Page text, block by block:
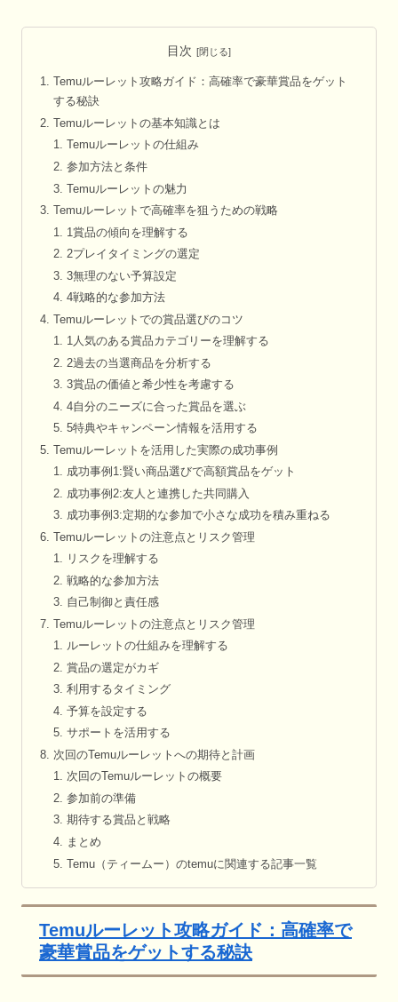
目次
Temuルーレット攻略ガイド：高確率で豪華賞品をゲット
する秘訣
Temuルーレットの基本知識とは
Temuルーレットの仕組み
参加方法と条件
Temuルーレットの魅力
Temuルーレットで高確率を狙うための戦略
1賞品の傾向を理解する
2プレイタイミングの選定
3無理のない予算設定
4戦略的な参加方法
Temuルーレットでの賞品選びのコツ
1人気のある賞品カテゴリーを理解する
2過去の当選商品を分析する
3賞品の価値と希少性を考慮する
4自分のニーズに合った賞品を選ぶ
5特典やキャンペーン情報を活用する
Temuルーレットを活用した実際の成功事例
成功事例1:賢い商品選びで高額賞品をゲット
成功事例2:友人と連携した共同購入
成功事例3:定期的な参加で小さな成功を積み重ねる
Temuルーレットの注意点とリスク管理
リスクを理解する
戦略的な参加方法
自己制御と責任感
Temuルーレットの注意点とリスク管理
ルーレットの仕組みを理解する
賞品の選定がカギ
利用するタイミング
予算を設定する
サポートを活用する
次回のTemuルーレットへの期待と計画
次回のTemuルーレットの概要
参加前の準備
期待する賞品と戦略
まとめ
Temu（ティームー）のtemuに関連する記事一覧
Temuルーレット攻略ガイド：高確率で
豪華賞品をゲットする秘訣